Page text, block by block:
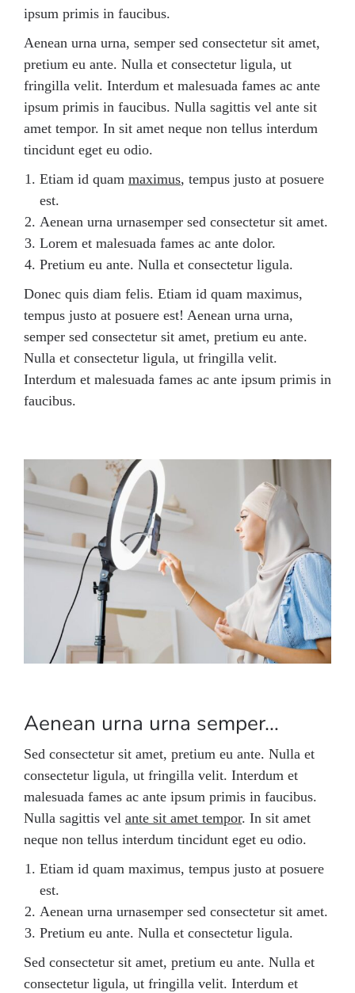
ipsum primis in faucibus.
Aenean urna urna, semper sed consectetur sit amet,
pretium eu ante. Nulla et consectetur ligula, ut
fringilla velit. Interdum et malesuada fames ac ante
ipsum primis in faucibus. Nulla sagittis vel ante sit
amet tempor. In sit amet neque non tellus interdum
tincidunt eget eu odio.
Etiam id quam maximus, tempus justo at posuere
est.
Aenean urna urnasemper sed consectetur sit amet.
Lorem et malesuada fames ac ante dolor.
Pretium eu ante. Nulla et consectetur ligula.
Donec quis diam felis. Etiam id quam maximus,
tempus justo at posuere est! Aenean urna urna,
semper sed consectetur sit amet, pretium eu ante.
Nulla et consectetur ligula, ut fringilla velit.
Interdum et malesuada fames ac ante ipsum primis in
faucibus.
Aenean urna urna semper…
Sed consectetur sit amet, pretium eu ante. Nulla et
consectetur ligula, ut fringilla velit. Interdum et
malesuada fames ac ante ipsum primis in faucibus.
Nulla sagittis vel ante sit amet tempor. In sit amet
neque non tellus interdum tincidunt eget eu odio.
Etiam id quam maximus, tempus justo at posuere
est.
Aenean urna urnasemper sed consectetur sit amet.
Pretium eu ante. Nulla et consectetur ligula.
Sed consectetur sit amet, pretium eu ante. Nulla et
consectetur ligula, ut fringilla velit. Interdum et